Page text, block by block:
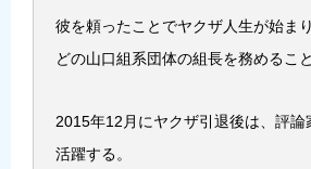
彼を頼ったことでヤクザ人生が始ま
どの山口組系団体の組長を務めること
2015年12月にヤクザ引退後は、評論
活躍する。